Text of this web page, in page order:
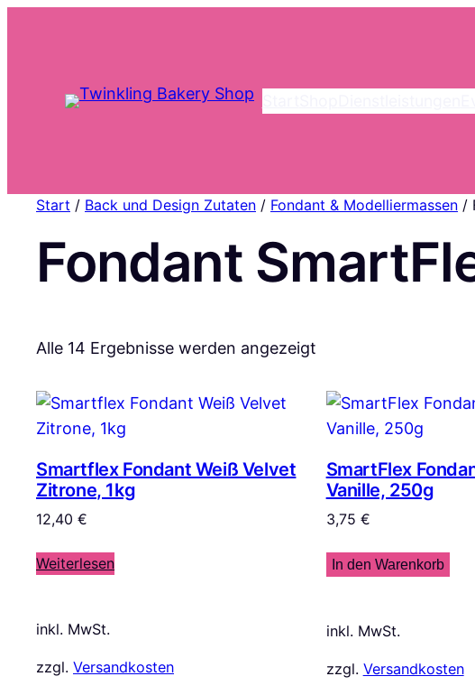
Start / Back und Design Zutaten / Fondant & Modelliermassen /
Fondant
Alle 14 Ergebnisse werden angezeigt
sortiert
Smartflex Fondant Weiß Velvet
Zitrone, 1kg
12,40 €
Weiterlesen
inkl. MwSt.
zzgl. Versandkosten
SmartFlex
Vanille, 250g
3,75 €
In den Warenkorb
inkl. MwSt.
zzgl. Versandkosten